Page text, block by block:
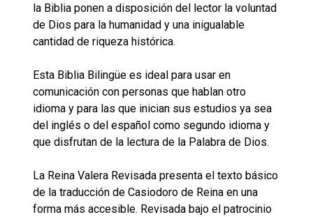
la Biblia ponen a disposición del lector la voluntad
de Dios para la humanidad y una inigualable
cantidad de riqueza histórica.
Esta Biblia Bilingüe es ideal para usar en
comunicación con personas que hablan otro
idioma y para las que inician sus estudios ya sea
del inglés o del español como segundo idioma y
que disfrutan de la lectura de la Palabra de Dios.
La Reina Valera Revisada presenta el texto básico
de la traducción de Casiodoro de Reina en una
forma más accesible. Revisada bajo el patrocinio